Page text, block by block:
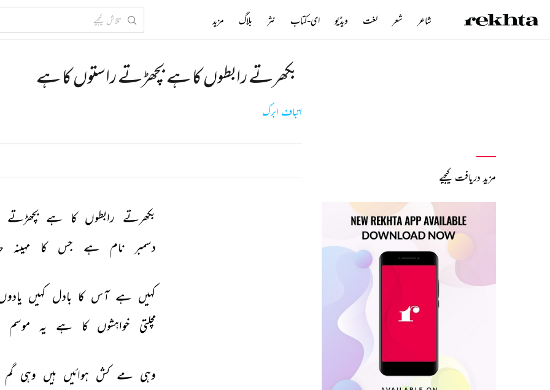
بکھرتے رابطوں کا ہے بچھڑتے راستوں کا ہے
اتباف ابرک
بکھرتے رابطوں کا ہے بچھڑتے
دسمبر
نام ہے جس کا مہینہ
کہیں ہے آس کا بادل کہیں
مچلتی خواہشوں کا ہے یہ موسم
وہی مے کش ہوائیں ہیں وہی گم
مزید دریافت کیجیے
شاعر شعر لغت ویڈیو ای-کتاب نثر بلاگ مزید